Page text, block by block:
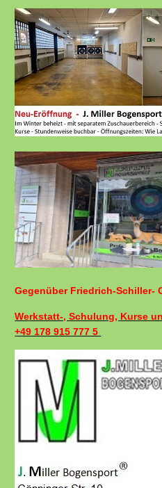
Gegenüber Friedrich-Schiller-
Werkstatt-, Schulung, Kurse
+49 178 915 777 5